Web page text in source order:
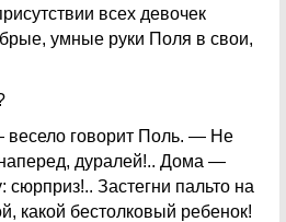
всех девочек
умные руки Поля в свои,
говорит Поль. — Не
дуралей!.. Дома —
сюрприз!.. Застегни пальто на
какой бестолковый ребенок!